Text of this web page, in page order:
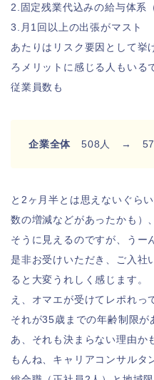
2.固定残業代込みの給与体系
3.月1回以上の出張がマスト
あたりはリスク要因として挙
ろメリットに感じる人もいる
従業員数も
企業全体 508人 →
と2ヶ月半とは思えないぐら
数の増減などがあったかも）
そうに見えるのですが、うー
是非お受けいただき、ご入社
ると大変うれしく感じます。
え、オマエが受けてレポれっ
それが35歳までの年齢制限が
あ、それも決まらない理由か
もんね、キャリアコンサルタ